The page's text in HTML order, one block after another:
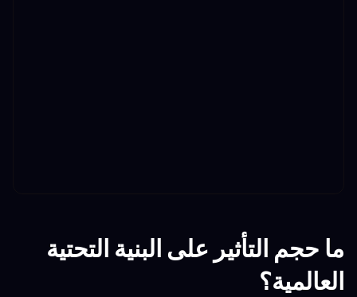
ما حجم التأثير على البنية التحتية
العالمية؟